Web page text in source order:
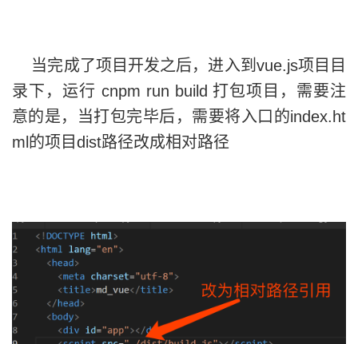
当完成了项目开发之后，进入到vue.js项目目
录下，运行 cnpm run build 打包项目，需要注
意的是，当打包完毕后，需要将入口的index.ht
ml的项目dist路径改成相对路径